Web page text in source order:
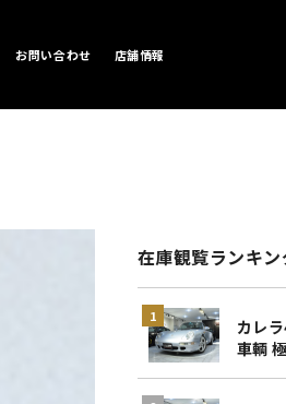
お問い合わせ 店舗情報
在庫観覧ランキン
カレ
車輌